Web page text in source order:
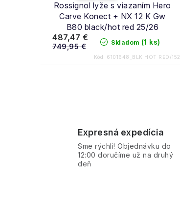
Rossignol lyže s viazaním Hero
Carve Konect + NX 12 K Gw
B80 black/hot red 25/26
Skladom (1 ks)
487,47 €
749,95 €
Kód: 6101648_BLK HOT RED/152
c
Expresná expedícia
Sme rýchli! Objednávku do
12:00 doručíme už na druhý
deň